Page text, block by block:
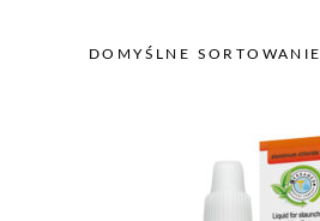
DOMYŚLNE SORTOWANIE